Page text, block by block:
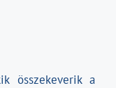
összekeverik a